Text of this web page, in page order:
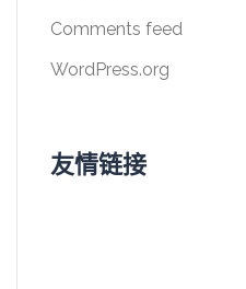
Comments feed
WordPress.org
友情链接